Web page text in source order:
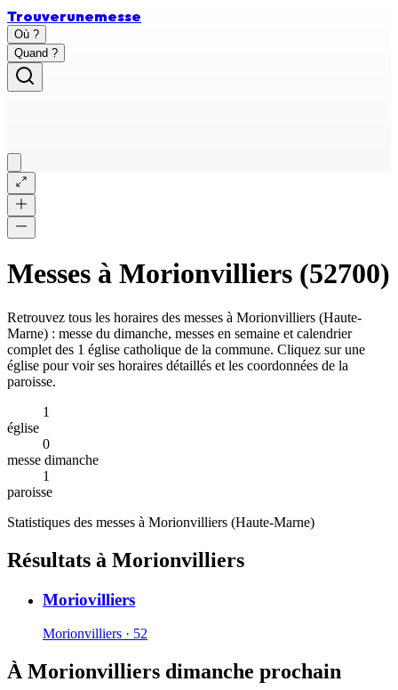
Trouverunemesse
Où ?
Quand ?
Messes à Morionvilliers (52700)
Retrouvez tous les horaires des messes à Morionvilliers (Haute-
Marne) : messe du dimanche, messes en semaine et calendrier
complet des 1 église catholique de la commune. Cliquez sur une
église pour voir ses horaires détaillés et les coordonnées de la
paroisse.
1
église
0
messe dimanche
1
paroisse
Statistiques des messes à Morionvilliers (Haute-Marne)
Résultats à Morionvilliers
Moriovilliers
Morionvilliers · 52
À Morionvilliers dimanche prochain